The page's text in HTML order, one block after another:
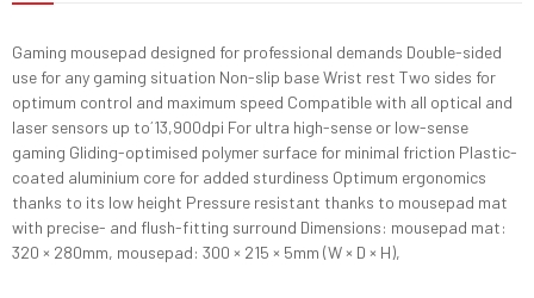
Gaming mousepad designed for professional demands Double-sided
use for any gaming situation Non-slip base Wrist rest Two sides for
optimum control and maximum speed Compatible with all optical and
laser sensors up to´13,900dpi For ultra high-sense or low-sense
gaming Gliding-optimised polymer surface for minimal friction Plastic-
coated aluminium core for added sturdiness Optimum ergonomics
thanks to its low height Pressure resistant thanks to mousepad mat
with precise- and flush-fitting surround Dimensions: mousepad mat:
320 × 280mm, mousepad: 300 × 215 × 5mm (W × D × H),